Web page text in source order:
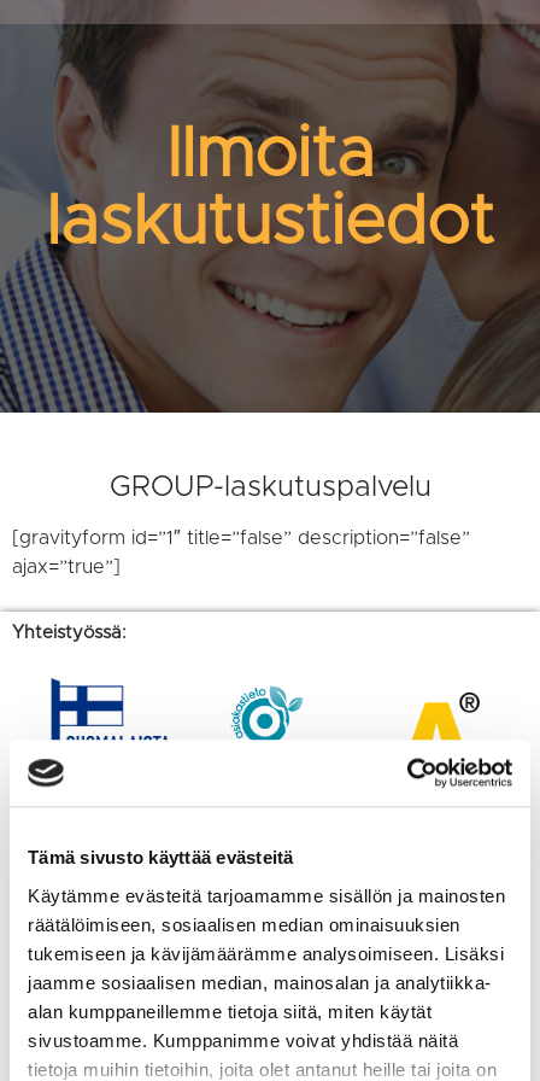
Tämä sivusto käyttää evästeitä
Käytämme evästeitä tarjoamamme sisällön ja mainosten
räätälöimiseen, sosiaalisen median ominaisuuksien
tukemiseen ja kävijämäärämme analysoimiseen. Lisäksi
jaamme sosiaalisen median, mainosalan ja analytiikka-
alan kumppaneillemme tietoja siitä, miten käytät
sivustoamme. Kumppanimme voivat yhdistää näitä
tietoja muihin tietoihin, joita olet antanut heille tai joita on
Ilmoita
laskutustiedot
GROUP-laskutuspalvelu
[gravityform id=”1″ title=”false” description=”false”
ajax=”true”]
Yhteistyössä: